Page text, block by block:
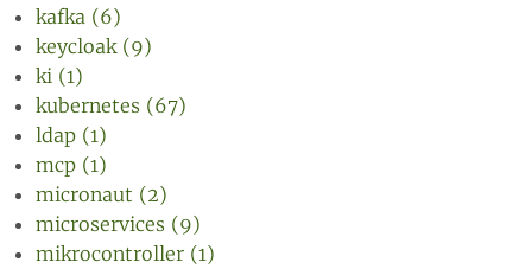
kafka (6)
keycloak (9)
ki (1)
kubernetes (67)
ldap (1)
mcp (1)
micronaut (2)
microservices (9)
mikrocontroller (1)